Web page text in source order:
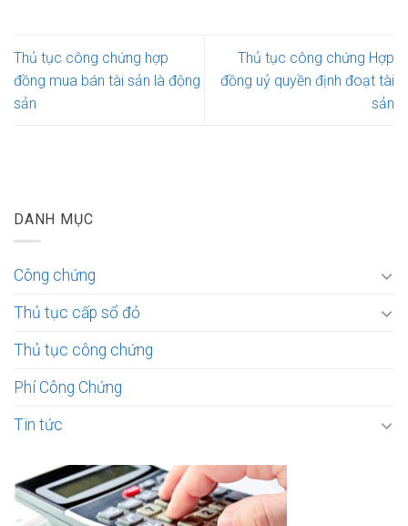
Thủ tục công chứng hợp
đồng mua bán tài sản là động
sản
Thủ tục công chứng Hợp
đồng uỷ quyền định đoạt tài
sản
DANH MỤC
Công chứng
Thủ tục cấp sổ đỏ
Thủ tục công chứng
Phí Công Chứng
Tin tức